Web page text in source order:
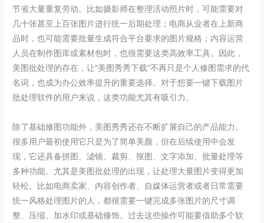
节省大量重复劳动。比如摄影师在整理活动照片时，可能需要对
几十张甚至上百张图片进行统一后期处理；电商从业者在上新商
品时，也可能需要批量生成符合平台要求的图片规格；内容运营
人员在制作图库或素材包时，也很需要这类高效率工具。因此，
美图批处理的存在，让“美图秀秀下载”不再只是个人修图需求的代
名词，也成为办公效率提升的重要选择。对于想要一键下载图片
批处理软件的用户来说，这类功能尤其有吸引力。
除了基础修图功能外，美图秀秀还在不断扩展自己的产品能力。
很多用户最初使用它只是为了简单美颜，但在后续使用中会发
现，它还具备拼图、滤镜、裁剪、抠图、文字添加、批量处理等
多种功能。尤其是美图批处理的出现，让处理大量图片变得更加
轻松。比如电商卖家、内容创作者、自媒体运营者或者日常需要
统一风格处理图片的人，都很需要一键完成多张图片的尺寸调
整、压缩、加水印或基础修饰。过去这些操作可能要借助多个软